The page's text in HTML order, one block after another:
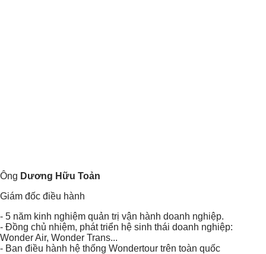
Ông Dương Hữu Toản
Giám đốc điều hành
- 5 năm kinh nghiệm quản trị vận hành doanh nghiệp.
- Đồng chủ nhiệm, phát triển hệ sinh thái doanh nghiệp:
Wonder Air, Wonder Trans...
- Ban điều hành hệ thống Wondertour trên toàn quốc